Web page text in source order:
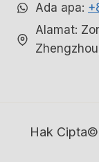
Ada apa:
Alamat:
Hak